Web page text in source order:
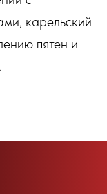
карельский
пятен и